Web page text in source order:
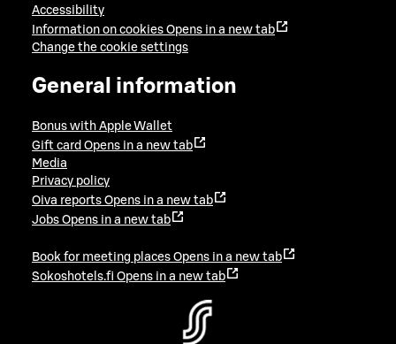
Accessibility
Information on cookies Opens in a new tab
Change the cookie settings
General information
Bonus with Apple Wallet
Gift card Opens in a new tab
Media
Privacy policy
Oiva reports Opens in a new tab
Jobs Opens in a new tab
Book for meeting places Opens in a new tab
Sokoshotels.fi Opens in a new tab